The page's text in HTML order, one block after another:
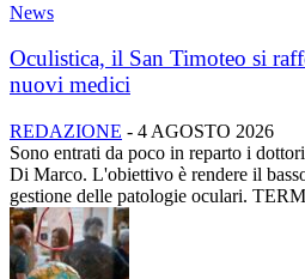
News
Oculistica, il San Timoteo si
nuovi medici
REDAZIONE - 4 AGOSTO 2026
Sono entrati da poco in reparto i
Di Marco. L'obiettivo è rendere il
gestione delle patologie oculari.